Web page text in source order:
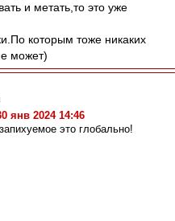
и метать,то это уже
которым тоже никаких
может)
янв 2024 14:46
это глобально!